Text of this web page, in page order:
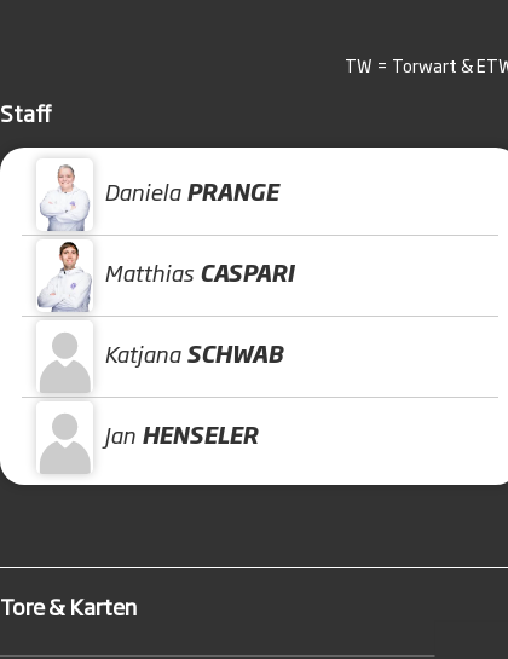
TW = Torwart &
Staff
Daniela PRANGE
Matthias CASPARI
Katjana SCHWAB
Jan HENSELER
Tore & Karten